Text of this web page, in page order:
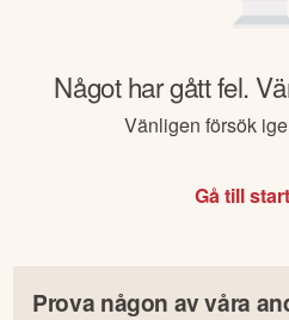
Något har gått fel.
Vänligen försök
Gå till
Prova någon av våra